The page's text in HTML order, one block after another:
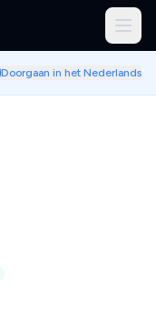
Doorgaan in het Nederlands